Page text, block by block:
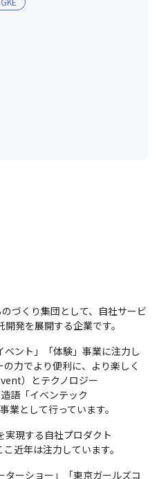
います。
報酬
る成果報酬
手当
反映されるため、半年で
ます
づくり集団として、自社サービ
発を展開する企業です。
ント」「体験」事業に注力し
力でより便利に、より楽しく
）とテクノロジー
語「イベンテック
業として行っています。
実現する自社プロダクト
近年は注力しています。
ターショー」「東京ガールズコ